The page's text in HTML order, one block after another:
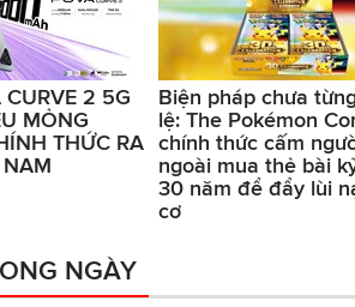
CURVE 2 5G
MỎNG
THỨC RA
NAM
Biện pháp chưa
lệ: The Pokémon
chính thức cấm
ngoài mua thẻ bài
30 năm để đẩy lùi
cơ
NGÀY